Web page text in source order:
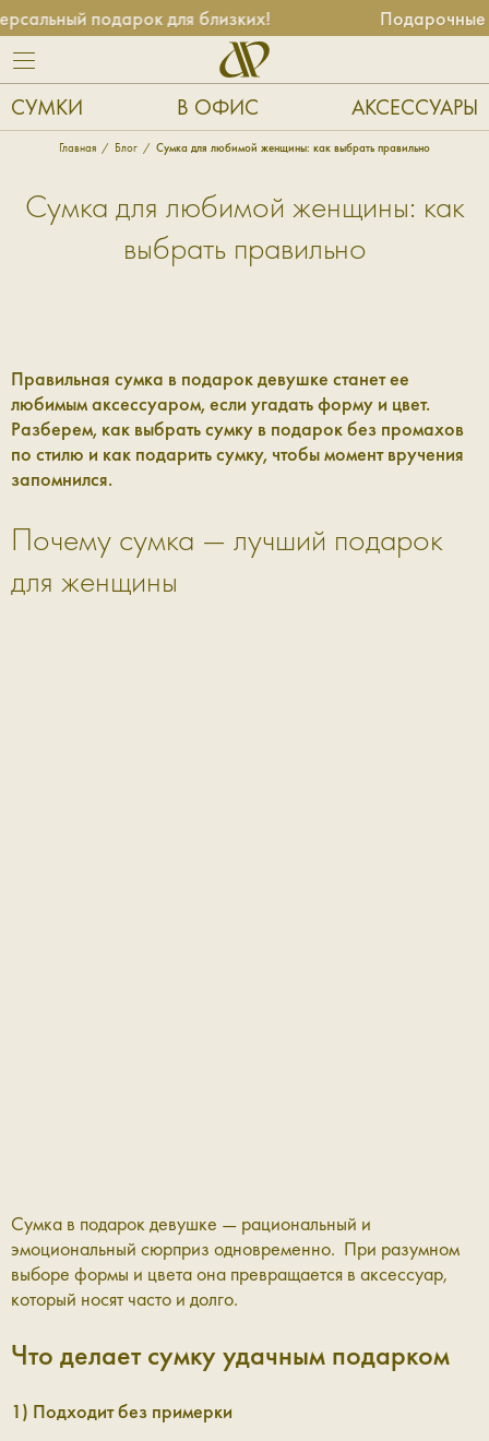
подарок для близких! Подарочные
СУМКИ В ОФИС АКСЕССУАРЫ
Главная Блог Сумка для любимой женщины: как выбрать правильно
Сумка для любимой женщины: как
выбрать правильно
Правильная сумка в подарок девушке станет ее
любимым аксессуаром, если угадать форму и цвет.
Разберем, как выбрать сумку в подарок без промахов
по стилю и как подарить сумку, чтобы момент вручения
запомнился.
Почему сумка — лучший подарок
для женщины
Сумка в подарок девушке — рациональный и
эмоциональный сюрприз одновременно. При разумном
выборе формы и цвета она превращается в аксессуар,
который носят часто и долго.
Что делает сумку удачным подарком
1) Подходит без примерки